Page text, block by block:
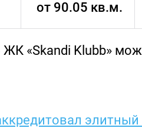
от 90.05 кв.м.
ЖК «Skandi Klubb»